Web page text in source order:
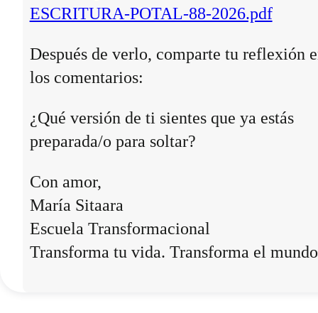
ESCRITURA-POTAL-88-2026.pdf
Después de verlo, comparte tu reflexión
los comentarios:
¿Qué versión de ti sientes que ya estás
preparada/o para soltar?
Con amor,
María Sitaara
Escuela Transformacional
Transforma tu vida. Transforma el